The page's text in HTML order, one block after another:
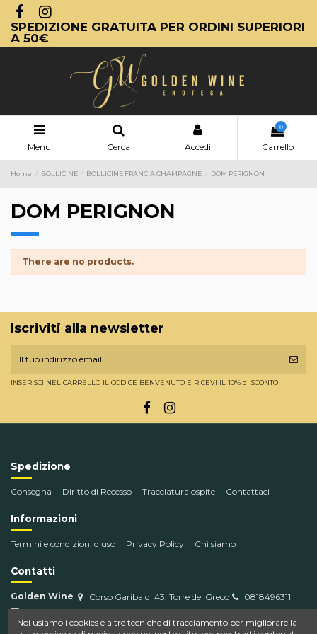
SPEDIZIONE GRATUITA PER ORDINI SUPERIORI
A 50€
Menu Cerca Accedi
0
Carrello
Home BOLLICINE BOLLICINE FRANCIA CHAMPAGNE DOM PERIGNON
DOM PERIGNON
There are no products.
Iscriviti alla newsletter
INSERISCI NEL CARRELLO IL CODICE BENVENUTO E RICEVI IL 10% di SCONTO
Spedizione
Consegna Diritto di Recesso Tracciatura ospite Contattaci
Informazioni
Termini e condizioni d'uso Privacy Policy Chi siamo
Contatti
Golden Wine Corso Garibaldi 43, Torre del Greco
0818496311
info@goldenwine.com
Noi usiamo i cookies e altre tecniche di tracciamento per migliorare la